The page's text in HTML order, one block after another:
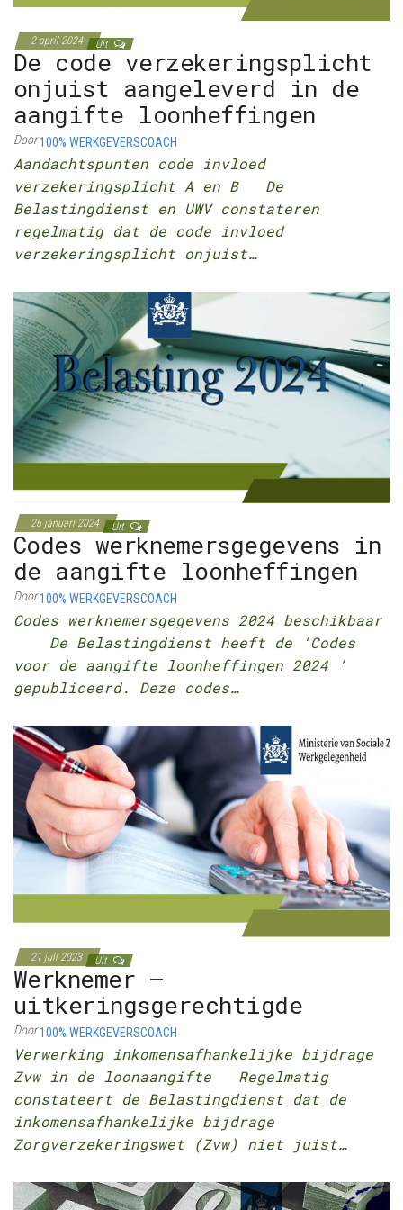
2 april 2024 Uit
De code verzekeringsplicht
onjuist aangeleverd in de
aangifte loonheffingen
Door100% WERKGEVERSCOACH
Aandachtspunten code invloed
verzekeringsplicht A en B De
Belastingdienst en UWV constateren
regelmatig dat de code invloed
verzekeringsplicht onjuist…
26 januari 2024 Uit
Codes werknemersgegevens in
de aangifte loonheffingen
Door100% WERKGEVERSCOACH
Codes werknemersgegevens 2024 beschikbaar
De Belastingdienst heeft de ‘Codes
voor de aangifte loonheffingen 2024 ’
gepubliceerd. Deze codes…
21 juli 2023 Uit
Werknemer –
uitkeringsgerechtigde
Door100% WERKGEVERSCOACH
Verwerking inkomensafhankelijke bijdrage
Zvw in de loonaangifte Regelmatig
constateert de Belastingdienst dat de
inkomensafhankelijke bijdrage
Zorgverzekeringswet (Zvw) niet juist…